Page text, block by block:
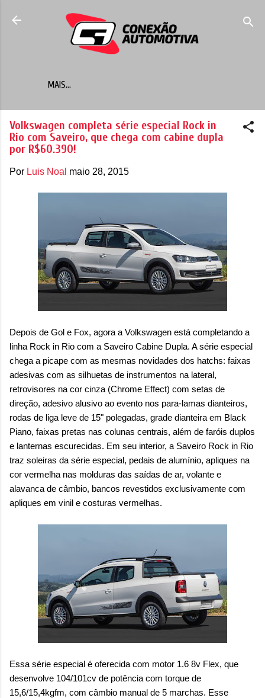
Pular para o conteúdo principal
MAIS…
Volkswagen completa série especial Rock in
Rio com Saveiro, que chega com cabine dupla
por R$60.390!
Por Luis Noal maio 28, 2015
Depois de Gol e Fox, agora a Volkswagen está completando a
linha Rock in Rio com a Saveiro Cabine Dupla. A série especial
chega a picape com as mesmas novidades dos hatchs: faixas
adesivas com as silhuetas de instrumentos na lateral,
retrovisores na cor cinza (Chrome Effect) com setas de
direção, adesivo alusivo ao evento nos para-lamas dianteiros,
rodas de liga leve de 15" polegadas, grade dianteira em Black
Piano, faixas pretas nas colunas centrais, além de faróis duplos
e lanternas escurecidas. Em seu interior, a Saveiro Rock in Rio
traz soleiras da série especial, pedais de alumínio, apliques na
cor vermelha nas molduras das saídas de ar, volante e
alavanca de câmbio, bancos revestidos exclusivamente com
apliques em vinil e costuras vermelhas.
Essa série especial é oferecida com motor 1.6 8v Flex, que
desenvolve 104/101cv de potência com torque de
15,6/15,4kgfm, com câmbio manual de 5 marchas. Esse